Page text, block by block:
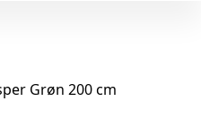
Grøn 200 cm